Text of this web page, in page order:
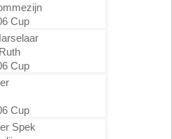
Cup
Cup
Cup
Spek